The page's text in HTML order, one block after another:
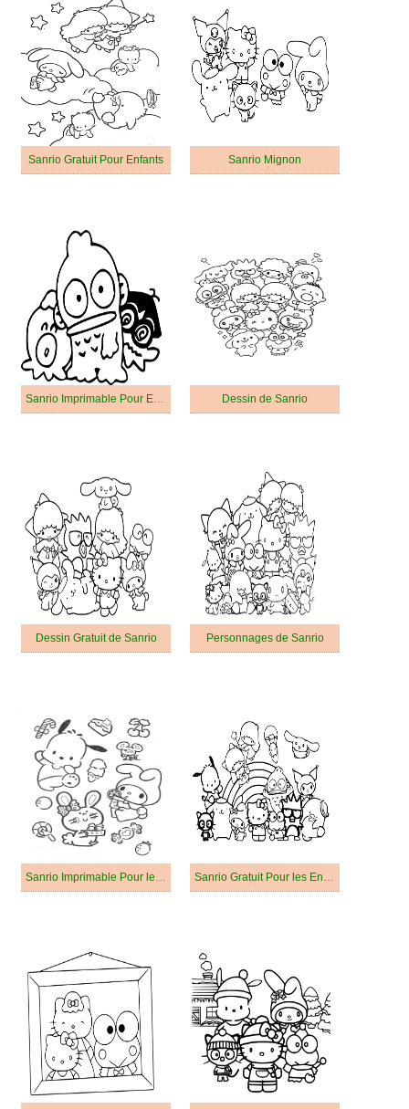
Sanrio Gratuit Pour Enfants Sanrio Mignon
Sanrio Imprimable Pour Enfants Dessin de Sanrio
Dessin Gratuit de Sanrio Personnages de Sanrio
Sanrio Imprimable Pour les Enfants Sanrio Gratuit Pour les Enfants